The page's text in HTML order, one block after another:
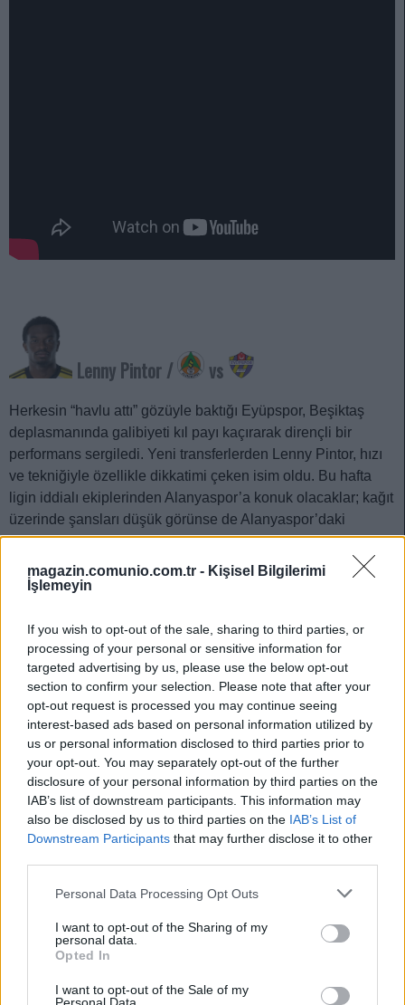
magazin.comunio.com.tr - Kişisel Bilgilerimi
İşlemeyin
If you wish to opt-out of the sale, sharing to third parties, or
processing of your personal or sensitive information for
targeted advertising by us, please use the below opt-out
section to confirm your selection. Please note that after your
opt-out request is processed you may continue seeing
interest-based ads based on personal information utilized by
us or personal information disclosed to third parties prior to
your opt-out. You may separately opt-out of the further
disclosure of your personal information by third parties on the
IAB’s list of downstream participants. This information may
also be disclosed by us to third parties on the IAB’s List of
Downstream Participants that may further disclose it to other
Please note that this website/app uses one or more Google
not limited to your visit or usage behaviour. You may click to
grant or deny consent to Google and its third-party tags to
use your data for below specified purposes in below Google
consent section.
Personal Data Processing Opt Outs
I want to opt-out of the Sharing of my
personal data.
Opted In
I want to opt-out of the Sale of my
Lenny Pintor / vs
Herkesin “havlu attı” gözüyle baktığı Eyüpspor, Beşiktaş
deplasmanında galibiyeti kıl payı kaçırarak dirençli bir
performans sergiledi. Yeni transferlerden Lenny Pintor, hızı
ve tekniğiyle özellikle dikkatimi çeken isim oldu. Bu hafta
ligin iddialı ekiplerinden Alanyaspor’a konuk olacaklar; kağıt
üzerinde şansları düşük görünse de Alanyaspor’daki
eksiklerin fazlalığı Eyüpspor için bir fırsat. Eyüpspor’un yine
sürpriz bir puan alabileceğini düşünüyorum. Yeni transfer
Pintor, bu zorlu deplasmanda da sahneye çıkabilir.
Amine Harit / vs
Son haftaların en formda takımlarından Başakşehir, evinde
Çaykur Rizespor’u ağırlıyor. Ev sahibinin avantajlı olduğu,
seyir zevki yüksek bir maç bizleri bekliyor. Teknik direktör
Nuri Şahin, birçok oyuncunun performansını yukarı çekmeyi
başardı; bu isimlerin başında ise şüphesiz Amine Harit
geliyor. Her iki ismin de Bundesliga kökenli olması, saha
içindeki dili anlamlandırmalarını kolaylaştırıyor. Harit’in bu
Devre Arası Hamleleri Sahaya Yansıyor: İlk Maçlar
Işığında Formayı Zorlayan Transferler!
yeniden kavuştu. İlk 11’e dönmesi